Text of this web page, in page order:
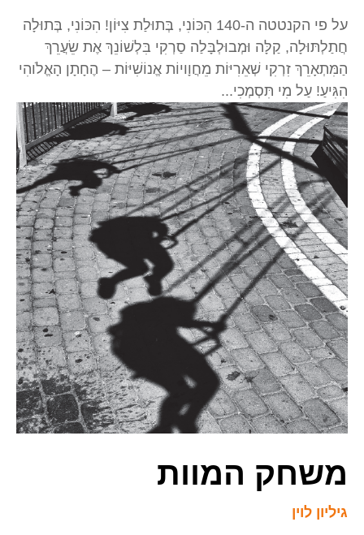
על פי הקנטטה ה-140 הִכּוֹנִי, בְּתוּלַת צִיּוֹן! הִכּוֹנִי, בְּתוּלָה
חֲתַלְתּוּלָה, קַלָּה וּמְבוּלְבָּלַה סַרְקִי בִּלְשׁוֹנֵךְ אֶת שֵׂעֲרֵךְ
הַמִּתְאָרֵךְ זִרְקִי שְׁאֵרִיּוֹת מֵחֲוָויוֹת אֱנוֹשִׁיּוֹת – הֶחָתָן הָאֱלֹוהִי
הִגִּיעַ! עַל מִי תִּסְמְכִי...
משחק המוות
גיליון לוין